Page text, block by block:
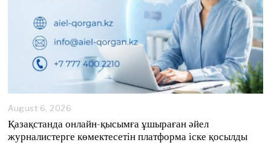
August 6, 2026
g
u
Қазақстанда онлайн-қысымға ұшыраған әйел
журналистерге көмектесетін платформа іске қосылды